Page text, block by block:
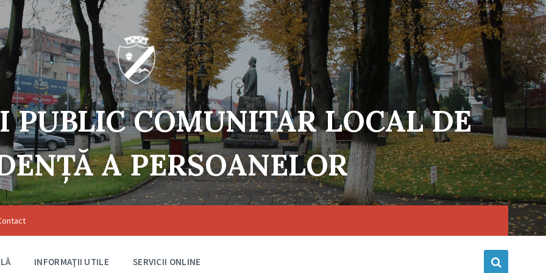
PUBLIC COMUNITAR LOCAL DE
A PERSOANELOR
INFORMAŢII UTILE SERVICII ONLINE